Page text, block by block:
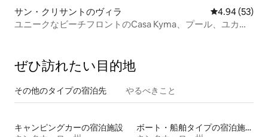
サン・クリサントのヴィラ レビュー53
4.94 (53)
ユニークなビーチフロントのCasa Kyma、プール、ユカタ
ぜひ訪⁠れ⁠た⁠い目⁠的⁠地
その他のタ⁠イ⁠プ⁠の宿⁠泊⁠先 やるべきこと
キャンピングカーの宿泊施設
ボート・船舶タイプの宿泊施設